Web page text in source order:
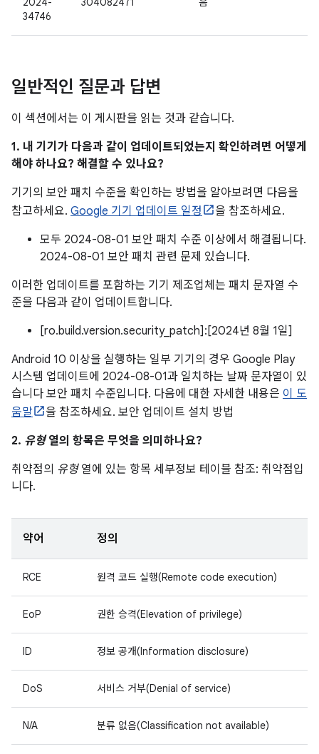
34746
일반적인 질문과 답변
이 섹션에서는 이 게시판을 읽는 것과 같습니다.
1. 내 기기가 다음과 같이 업데이트되었는지 확인하려면 어떻게
해야 하나요? 해결할 수 있나요?
기기의 보안 패치 수준을 확인하는 방법을 알아보려면 다음을
참고하세요. Google 기기 업데이트 일정
을 참조하세요.
모두 2024-08-01 보안 패치 수준 이상에서 해결됩니다.
2024-08-01 보안 패치 관련 문제 있습니다.
이러한 업데이트를 포함하는 기기 제조업체는 패치 문자열 수
준을 다음과 같이 업데이트합니다.
[ro.build.version.security_patch]:[2024년 8월 1일]
Android 10 이상을 실행하는 일부 기기의 경우 Google Play
시스템 업데이트에 2024-08-01과 일치하는 날짜 문자열이 있
습니다 보안 패치 수준입니다. 다음에 대한 자세한 내용은 이 도
움말
을 참조하세요. 보안 업데이트 설치 방법
2. 유형열의 항목은 무엇을 의미하나요?
취약점의 유형열에 있는 항목 세부정보 테이블 참조: 취약점입
니다.
약어 정의
RCE 원격 코드 실행(Remote code execution)
EoP 권한 승격(Elevation of privilege)
ID 정보 공개(Information disclosure)
DoS 서비스 거부(Denial of service)
N/A 분류 없음(Classification not available)